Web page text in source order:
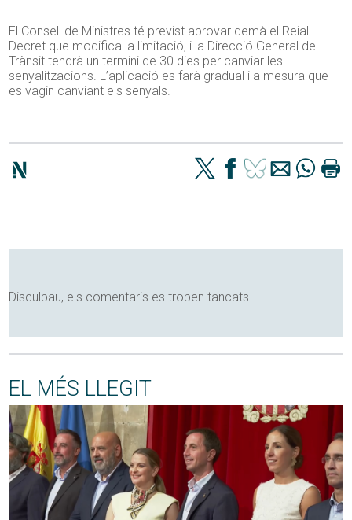
El Consell de Ministres té previst aprovar demà el Reial
Decret que modifica la limitació, i la Direcció General de
Trànsit tendrà un termini de 30 dies per canviar les
senyalitzacions. L’aplicació es farà gradual i a mesura que
es vagin canviant els senyals.
Disculpau, els comentaris es troben tancats
EL MÉS LLEGIT